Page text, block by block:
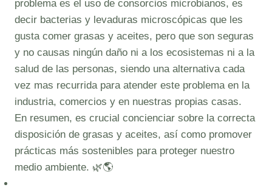
problema es el uso de consorcios microbianos, es
decir bacterias y levaduras microscópicas que les
gusta comer grasas y aceites, pero que son seguras
y no causas ningún daño ni a los ecosistemas ni a la
salud de las personas, siendo una alternativa cada
vez mas recurrida para atender este problema en la
industria, comercios y en nuestras propias casas.
En resumen, es crucial concienciar sobre la correcta
disposición de grasas y aceites, así como promover
prácticas más sostenibles para proteger nuestro
medio ambiente. 🌿🌎